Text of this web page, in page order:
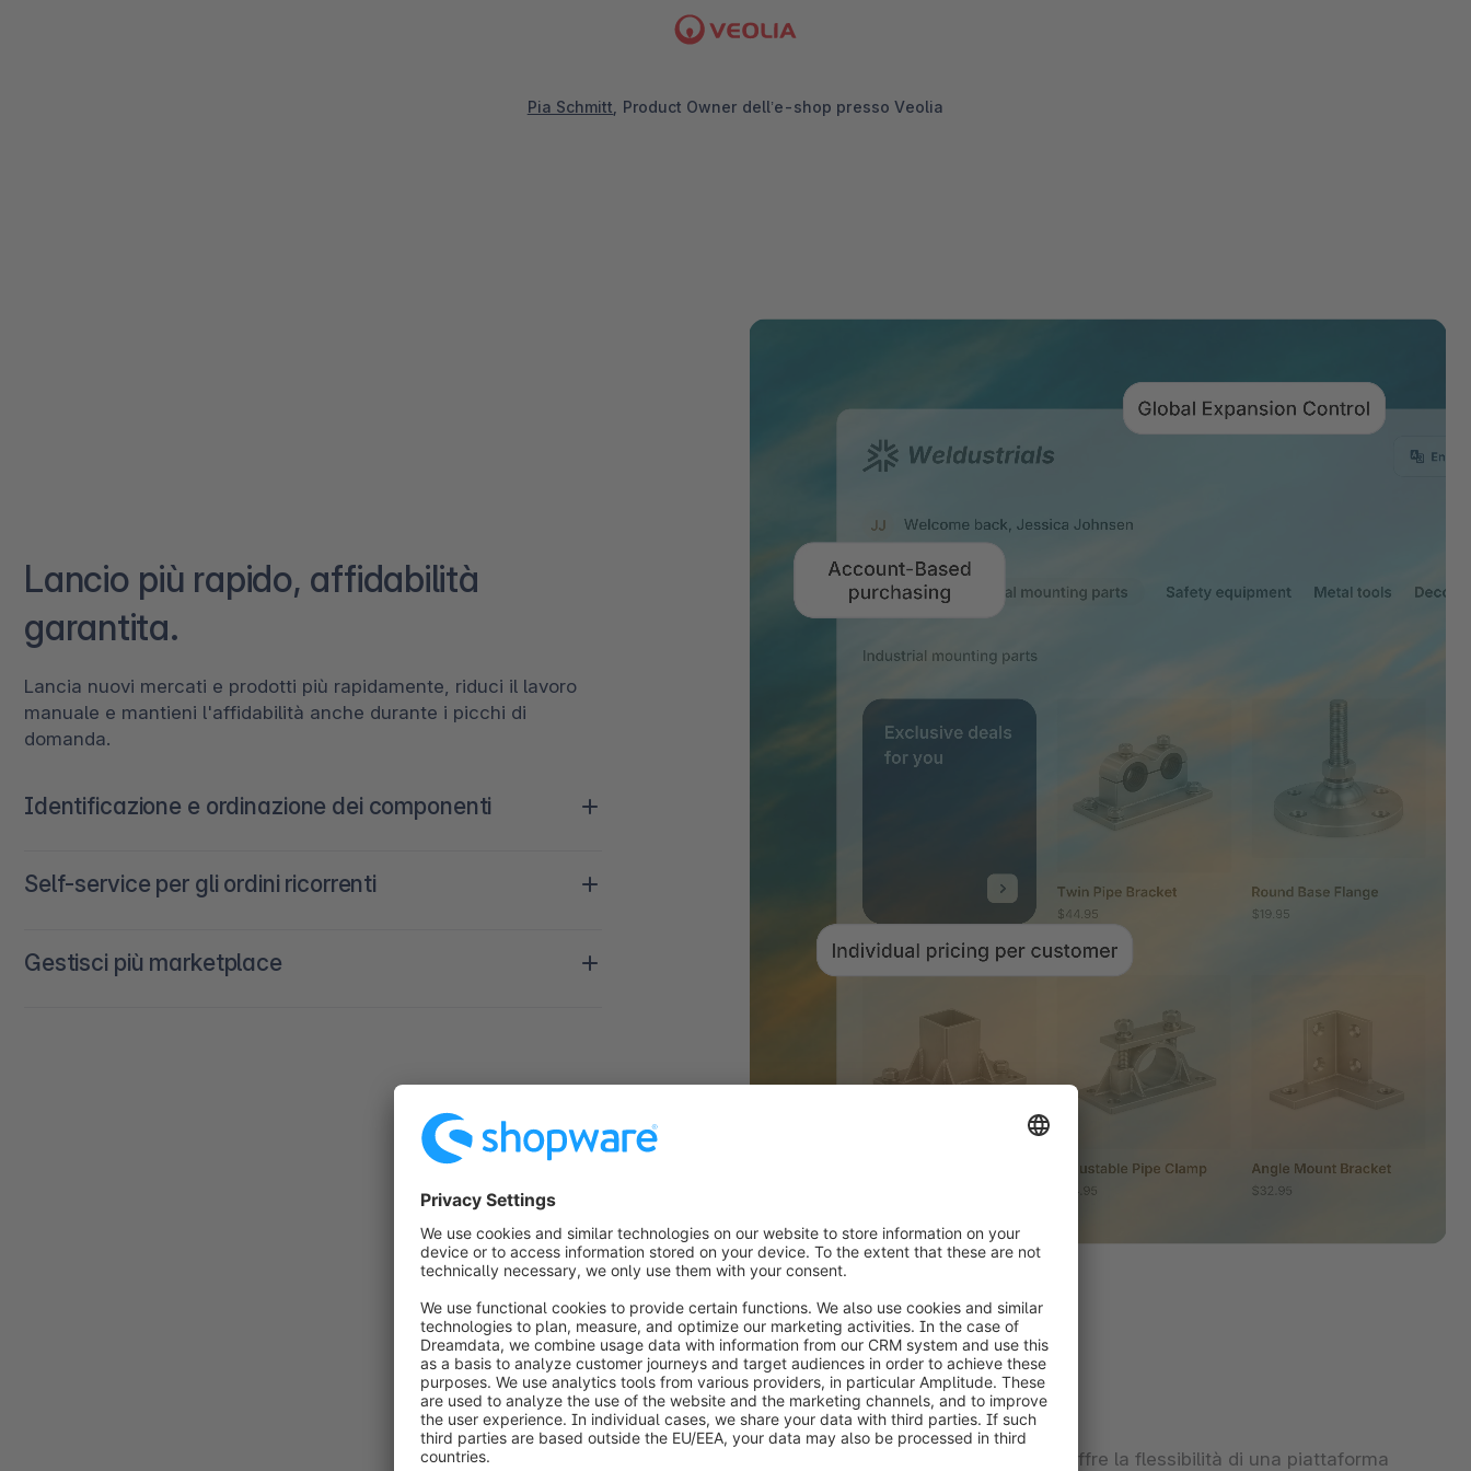
Pia Schmitt , Product Owner dell’e-shop presso Veolia
Lancio più rapido, affidabilità
garantita.
Lancia nuovi mercati e prodotti più rapidamente, riduci il lavoro
manuale e mantieni l'affidabilità anche durante i picchi di
domanda.
Identificazione e ordinazione dei componenti
precisione dei risultati grazie a un'esperienza di commercio
Self-service per gli ordini ricorrenti
velocità e affidabilità.
Gestisci più marketplace
Shopware offre la flessibilità di una piattaforma